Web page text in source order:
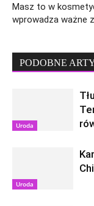
Masz to w
wprowadza ważne
PODOBNE
Uroda
Uroda